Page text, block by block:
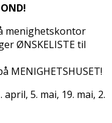
menighetskontor
ØNSKELISTE til
MENIGHETSHUSET!
5. mai, 19. mai, 2.